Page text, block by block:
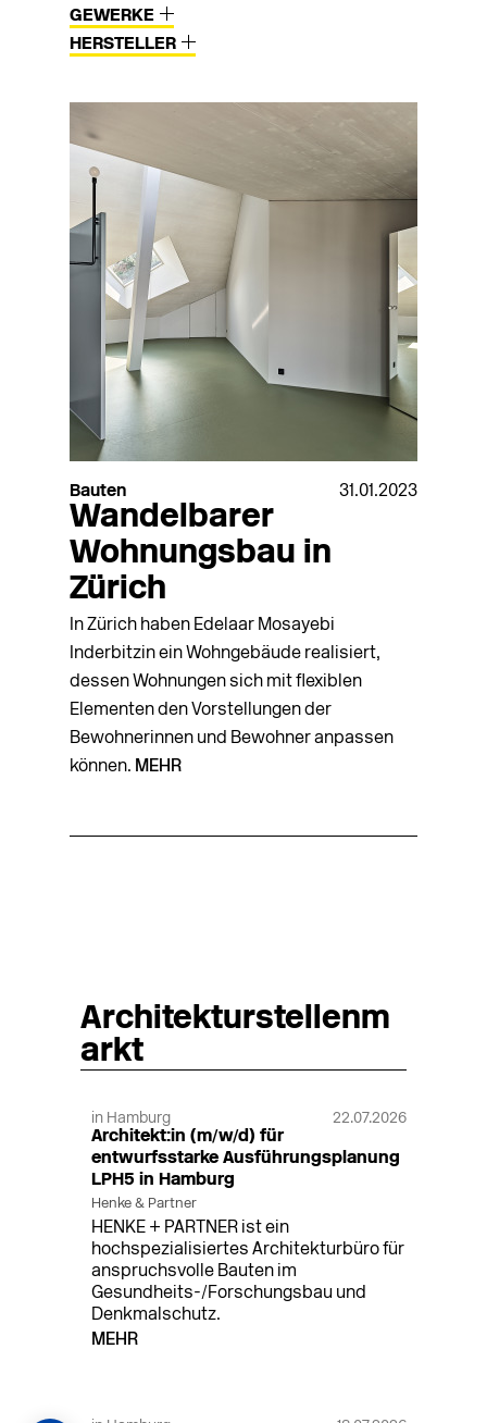
GEWERKE
HERSTELLER
Bauten 31.01.2023
Wandelbarer
Wohnungsbau in
Zürich
In Zürich haben Edelaar Mosayebi
Inderbitzin ein Wohngebäude rea­li­siert,
dessen Wohnungen sich mit flexiblen
Elementen den Vor­stellungen der
Bewohnerinnen und Bewohner anpassen
können. MEHR
Architekturstellenm
arkt
in Hamburg 22.07.2026
Architekt:in (m/w/d) für
entwurfsstarke Ausführungsplanung
LPH5 in Hamburg
Henke & Partner
HENKE + PARTNER ist ein
hochspezialisiertes Architekturbüro für
anspruchsvolle Bauten im
Gesundheits-/Forschungsbau und
Denkmalschutz.
MEHR